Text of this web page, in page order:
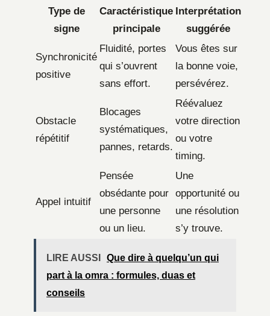
Type de
signe
Caractéristique
principale
Interprétation
suggérée
Synchronicité
positive
Fluidité, portes
qui s’ouvrent
sans effort.
Vous êtes sur
la bonne voie,
persévérez.
Obstacle
répétitif
Blocages
systématiques,
pannes, retards.
Réévaluez
votre direction
ou votre
timing.
Appel intuitif
Pensée
obsédante pour
une personne
ou un lieu.
Une
opportunité ou
une résolution
s’y trouve.
LIRE AUSSI
Que dire à quelqu’un qui
part à la omra : formules, duas et
conseils